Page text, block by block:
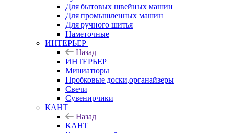
Для бытовых швейных машин
Для промышленных машин
Для ручного шитья
Наметочные
ИНТЕРЬЕР
Назад
ИНТЕРЬЕР
Миниатюры
Пробковые доски,органайзеры
Свечи
Сувенирчики
КАНТ
Назад
КАНТ